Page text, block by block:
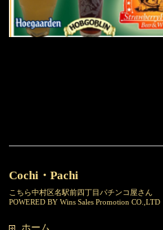
Cochi・Pachi
こちら中村区名駅前四丁目パチンコ屋さん
POWERED BY Wins Sales Promotion CO.,LTD
ホーム